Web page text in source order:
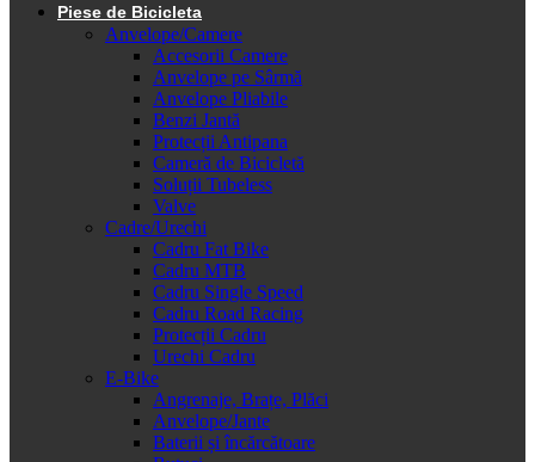
Piese de Bicicleta
Anvelope/Camere
Accesorii Camere
Anvelope pe Sârmă
Anvelope Pliabile
Benzi Jantă
Protecții Antipana
Cameră de Bicicletă
Soluții Tubeless
Valve
Cadre/Urechi
Cadru Fat Bike
Cadru MTB
Cadru Single Speed
Cadru Road Racing
Protecții Cadru
Urechi Cadru
E-Bike
Angrenaje, Brațe, Plăci
Anvelope/Jante
Baterii și încărcătoare